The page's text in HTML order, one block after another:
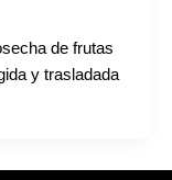
de frutas
y trasladada